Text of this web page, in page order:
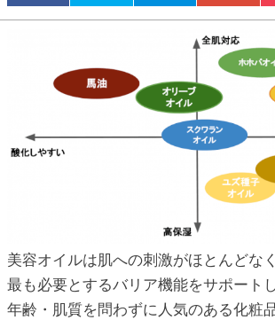
美容オイルは肌への刺激がほとんどな
最も必要とするバリア機能をサポート
年齢・肌質を問わずに人気のある化粧品
antiaging/wp-
antiaging/wp-